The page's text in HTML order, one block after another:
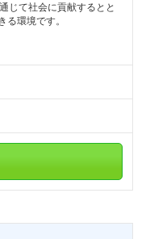
じて社会に貢献するとと
る環境です。